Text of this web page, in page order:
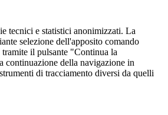
tecnici e statistici anonimizzati. La
selezione dell'apposito comando
il pulsante "Continua la
continuazione della navigazione in
di tracciamento diversi da quelli